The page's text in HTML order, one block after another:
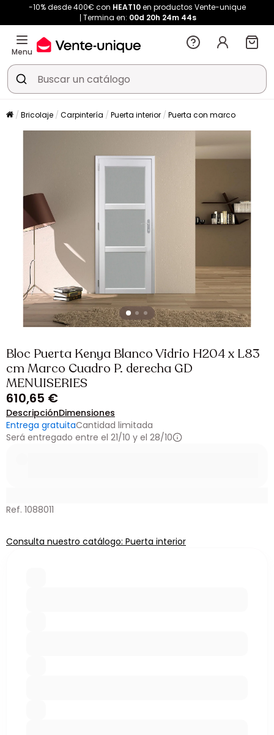
-10% desde 400€ con HEAT10en productos Vente-unique
Termina en: 00d 20h 24m 44s
Menu
Bricolaje Carpintería Puerta interior Puerta con marco
Bloc Puerta Kenya Blanco Vidrio H204 x L83
cm Marco Cuadro P. derecha GD
MENUISERIES
610,65 €
DescripciónDimensiones
Entrega gratuitaCantidad limitada
Será entregado entre el 21/10 y el 28/10
Ref. 1088011
Consulta nuestro catálogo: Puerta interior